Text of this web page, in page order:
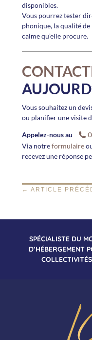
disponibles.
Vous pourrez tester
phonique, la qualité
calme qu’elle procure.
Vous souhaitez un
ou planifier une visite
Appelez-nous au
Via notreformulaire
recevez une réponse
← ARTICLE
SPÉCIALISTE DU
D’HÉBERGEMENT